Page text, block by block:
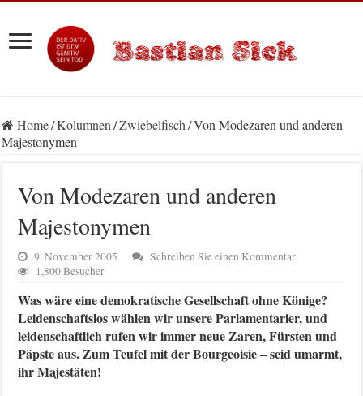
Home/Kolumnen/Zwiebelfisch/Von Modezaren und anderen
Majestonymen
Von Modezaren und anderen
Majestonymen
9. November 2005
Schreiben Sie einen Kommentar
1,800 Besucher
Was wäre eine demokratische Gesellschaft ohne Könige?
Leidenschaftslos wählen wir unsere Parlamentarier, und
leidenschaftlich rufen wir immer neue Zaren, Fürsten und
Päpste aus. Zum Teufel mit der Bourgeoisie – seid umarmt,
ihr Majestäten!